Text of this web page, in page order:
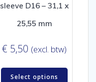
sleeve D16 – 31,1 x
25,55 mm
€ 5,50 (excl. btw)
Select options